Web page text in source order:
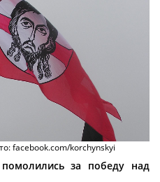
facebook.com/korchynskyi
за победу над